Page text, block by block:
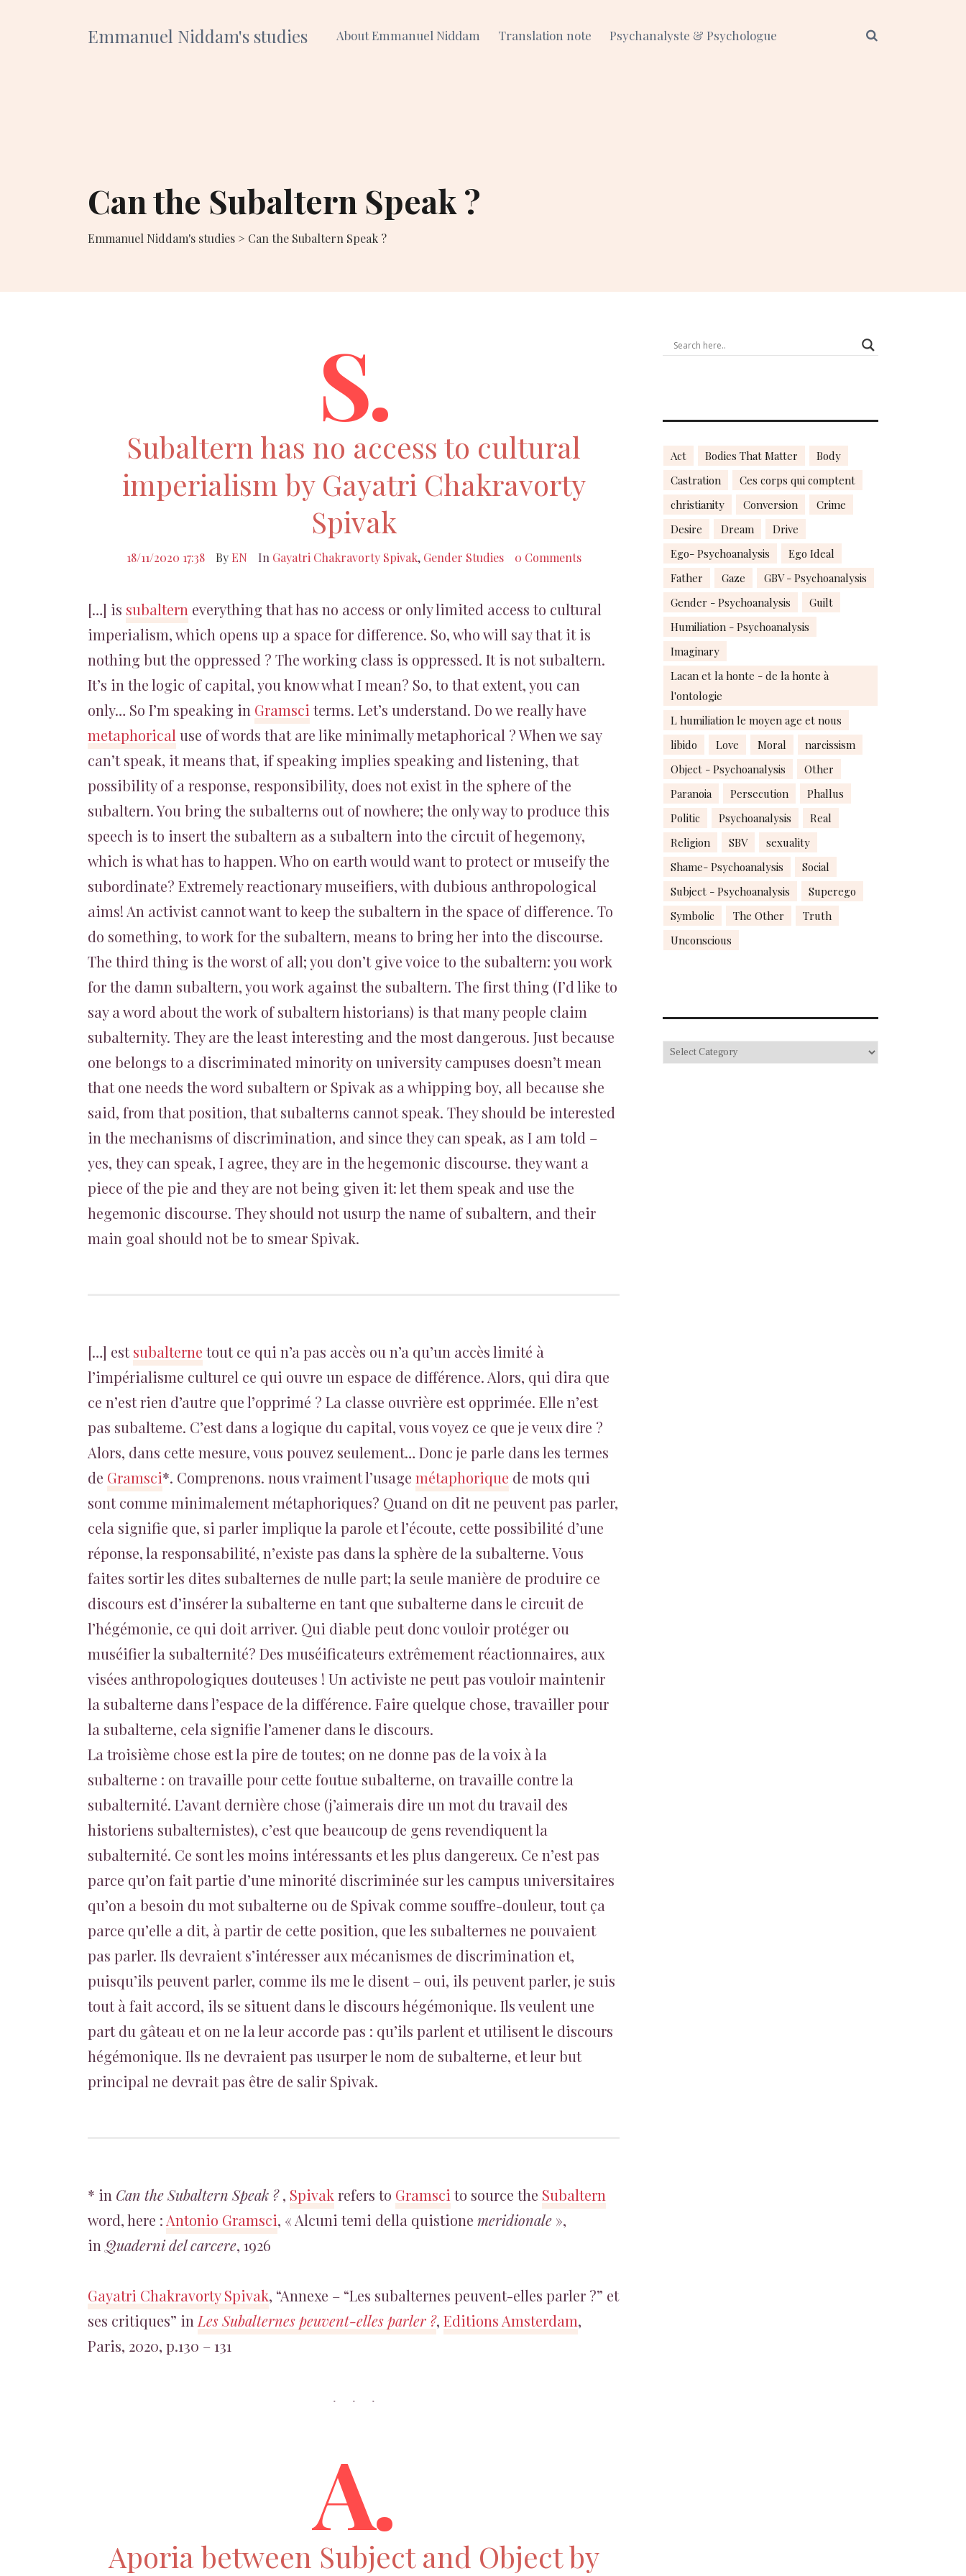
Emmanuel Niddam's studies About Emmanuel Niddam Translation note Psychanalyste & Psychologue
Can the Subaltern Speak ?
Emmanuel Niddam's studies > Can the Subaltern Speak ?
S.
Subaltern has no access to cultural
imperialism by Gayatri Chakravorty
Spivak
18/11/2020 17:38 By EN In Gayatri Chakravorty Spivak, Gender Studies 0 Comments
[…] is subaltern everything that has no access or only limited access to cultural
imperialism, which opens up a space for difference. So, who will say that it is
nothing but the oppressed ? The working class is oppressed. It is not subaltern.
It’s in the logic of capital, you know what I mean? So, to that extent, you can
only… So I’m speaking in Gramsci terms. Let’s understand. Do we really have
metaphorical use of words that are like minimally metaphorical ? When we say
can’t speak, it means that, if speaking implies speaking and listening, that
possibility of a response, responsibility, does not exist in the sphere of the
subaltern. You bring the subalterns out of nowhere; the only way to produce this
speech is to insert the subaltern as a subaltern into the circuit of hegemony,
which is what has to happen. Who on earth would want to protect or museify the
subordinate? Extremely reactionary museifiers, with dubious anthropological
aims! An activist cannot want to keep the subaltern in the space of difference. To
do something, to work for the subaltern, means to bring her into the discourse.
The third thing is the worst of all; you don’t give voice to the subaltern: you work
for the damn subaltern, you work against the subaltern. The first thing (I’d like to
say a word about the work of subaltern historians) is that many people claim
subalternity. They are the least interesting and the most dangerous. Just because
one belongs to a discriminated minority on university campuses doesn’t mean
that one needs the word subaltern or Spivak as a whipping boy, all because she
said, from that position, that subalterns cannot speak. They should be interested
in the mechanisms of discrimination, and since they can speak, as I am told –
yes, they can speak, I agree, they are in the hegemonic discourse. they want a
piece of the pie and they are not being given it: let them speak and use the
hegemonic discourse. They should not usurp the name of subaltern, and their
main goal should not be to smear Spivak.
[…] estsubalterne tout ce qui n’a pas accès ou n’a qu’un accès limité à
l’impérialisme culturel ce qui ouvre un espace de différence. Alors, qui dira que
ce n’est rien d’autre que l’opprimé ? La classe ouvrière est opprimée. Elle n’est
pas subalteme. C’est dans a logique du capital, vous voyez ce que je veux dire ?
Alors, dans cette mesure, vous pouvez seulement… Donc je parle dans les termes
de Gramsci*. Comprenons. nous vraiment l’usage métaphorique de mots qui
sont comme minimalement métaphoriques? Quand on dit ne peuvent pas parler,
cela signifie que, si parler implique la parole et l’écoute, cette possibilité d’une
réponse, la responsabilité, n’existe pas dans la sphère de la subalterne. Vous
faites sortir les dites subalternes de nulle part; la seule manière de produire ce
discours est d’insérer la subalterne en tant que subalterne dans le circuit de
l’hégémonie, ce qui doit arriver. Qui diable peut donc vouloir protéger ou
muséifier la subalternité? Des muséificateurs extrêmement réactionnaires, aux
visées anthropologiques douteuses ! Un activiste ne peut pas vouloir maintenir
la subalterne dans l’espace de la différence. Faire quelque chose, travailler pour
la subalterne, cela signifie l’amener dans le discours.
La troisième chose est la pire de toutes; on ne donne pas de la voix à la
subalterne : on travaille pour cette foutue subalterne, on travaille contre la
subalternité. L’avant dernière chose (j’aimerais dire un mot du travail des
historiens subalternistes), c’est que beaucoup de gens revendiquent la
subalternité. Ce sont les moins intéressants et les plus dangereux. Ce n’est pas
parce qu’on fait partie d’une minorité discriminée sur les campus universitaires
qu’on a besoin du mot subalterne ou de Spivak comme souffre-douleur, tout ça
parce qu’elle a dit, à partir de cette position, que les subalternes ne pouvaient
pas parler. Ils devraient s’intéresser aux mécanismes de discrimination et,
puisqu’ils peuvent parler, comme ils me le disent – oui, ils peuvent parler, je suis
tout à fait accord, ils se situent dans le discours hégémonique. Ils veulent une
part du gâteau et on ne la leur accorde pas : qu’ils parlent et utilisent le discours
hégémonique. Ils ne devraient pas usurper le nom de subalterne, et leur but
principal ne devrait pas être de salir Spivak.
* in Can the Subaltern Speak ?, Spivak refers to Gramsci to source the Subaltern
word, here : Antonio Gramsci, « Alcuni temi della quistione meridionale »,
in Quaderni del carcere, 1926
Gayatri Chakravorty Spivak, “Annexe – “Les subalternes peuvent-elles parler ?” et
ses critiques” in Les Subalternes peuvent-elles parler ?, Editions Amsterdam,
Paris, 2020, p.130 – 131
A.
Aporia between Subject and Object by
Act Bodies That Matter
Body
Castration
Ces corps qui comptent
christianity
Conversion
Crime
Desire
Dream
Drive
Ego- Psychoanalysis
Ego Ideal
Father
Gaze
GBV - Psychoanalysis
Gender - Psychoanalysis
Guilt
Humiliation - Psychoanalysis
Imaginary
Lacan et la honte - de la honte à
l'ontologie
L humiliation le moyen age et nous
libido
Love Moral
narcissism
Object - Psychoanalysis
Other
Paranoia
Persecution
Phallus
Politic
Psychoanalysis
Real
Religion
SBV
sexuality
Shame- Psychoanalysis
Social
Subject - Psychoanalysis
Superego
Symbolic
The Other
Truth
Unconscious